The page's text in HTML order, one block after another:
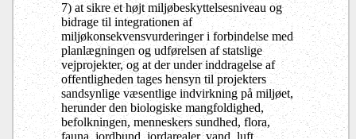
7) at sikre et højt miljøbeskyttelsesniveau og
bidrage til integrationen af
miljøkonsekvensvurderinger i forbindelse med
planlægningen og udførelsen af statslige
vejprojekter, og at der under inddragelse af
offentligheden tages hensyn til projekters
sandsynlige væsentlige indvirkning på miljøet,
herunder den biologiske mangfoldighed,
befolkningen, menneskers sundhed, flora,
fauna, jordbund, jordarealer, vand, luft,